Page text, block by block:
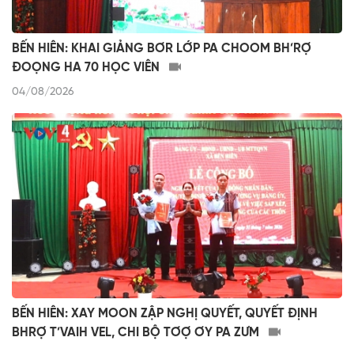
BẾN HIÊN: KHAI GIẢNG BƠR LỚP PA CHOOM BH’RỢ
ĐOỌNG HA 70 HỌC VIÊN
04/08/2026
BẾN HIÊN: XAY MOON ZẬP NGHỊ QUYẾT, QUYẾT ĐỊNH
BHRỢ T’VAIH VEL, CHI BỘ TƠỢ ƠY PA ZƯM